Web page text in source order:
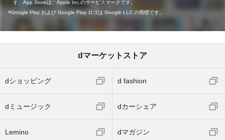
す。App Storeは、Apple Inc.のサービスマークです。
Google Play および Google Play ロゴは Google LLC の商標です。
dマーケットストア
dショッピング d fashion
dミュージック dカーシェア
Lemino dマガジン